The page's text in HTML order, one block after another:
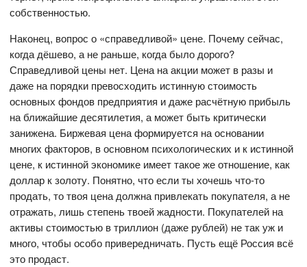
собственностью.
Наконец, вопрос о «справедливой» цене. Почему сейчас,
когда дёшево, а не раньше, когда было дорого?
Справедливой цены нет. Цена на акции может в разы и
даже на порядки превосходить истинную стоимость
основных фондов предприятия и даже расчётную прибыль
на ближайшие десятилетия, а может быть критически
занижена. Биржевая цена формируется на основании
многих факторов, в основном психологических и к истинной
цене, к истинной экономике имеет такое же отношение, как
доллар к золоту. Понятно, что если ты хочешь что-то
продать, то твоя цена должна привлекать покупателя, а не
отражать, лишь степень твоей жадности. Покупателей на
активы стоимостью в триллион (даже рублей) не так уж и
много, чтобы особо привередничать. Пусть ещё Россия всё
это продаст.